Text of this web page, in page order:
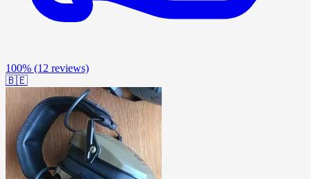
100% (12 reviews)
🇧🇪